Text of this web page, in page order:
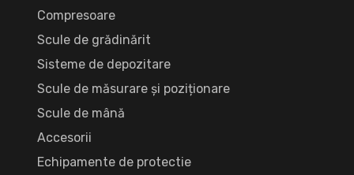
Compresoare
Scule de grădinărit
Sisteme de depozitare
Scule de măsurare și poziționare
Scule de mână
Accesorii
Echipamente de protectie